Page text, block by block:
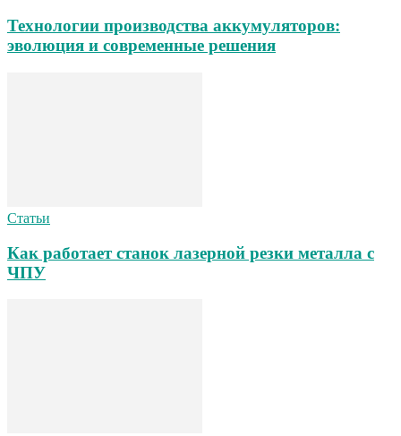
Технологии производства аккумуляторов:
эволюция и современные решения
Статьи
Как работает станок лазерной резки металла с
ЧПУ